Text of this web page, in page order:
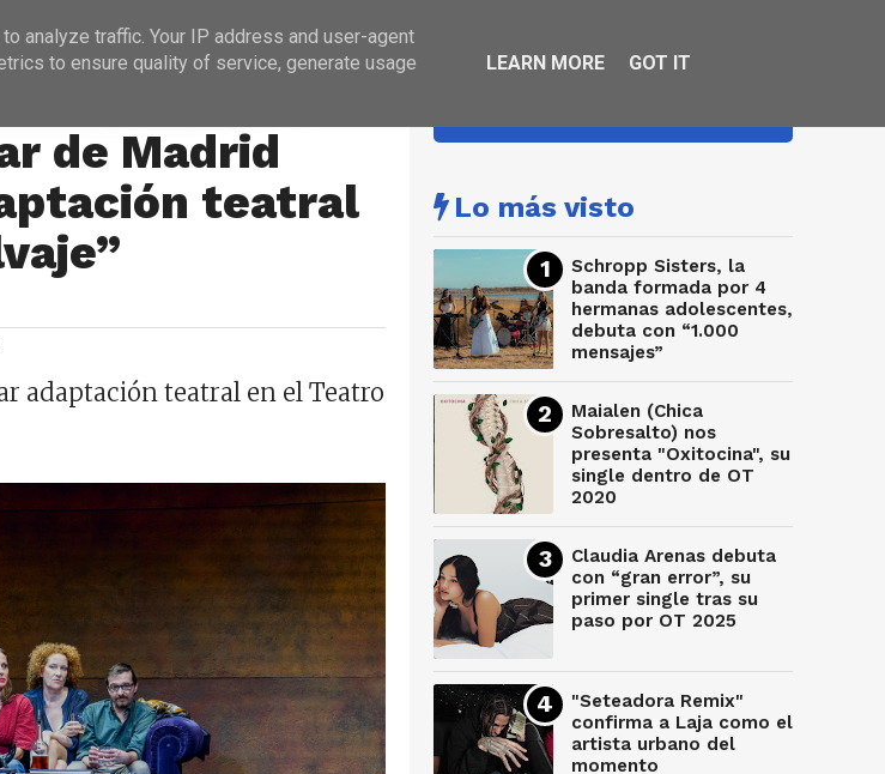
ENTREVISTAS
de Madrid
teatral
adaptación teatral en el Teatro
Lo más visto
Schropp Sisters, la
banda formada por 4
hermanas adolescentes,
debuta con “1.000
mensajes”
Maialen (Chica
Sobresalto) nos
presenta "Oxitocina", su
single dentro de OT
2020
Claudia Arenas debuta
con “gran error”, su
primer single tras su
paso por OT 2025
"Seteadora Remix"
confirma a Laja como el
artista urbano del
momento
analyze traffic. Your IP address and user-agent
to ensure quality of service, generate usage
LEARN MORE GOT IT